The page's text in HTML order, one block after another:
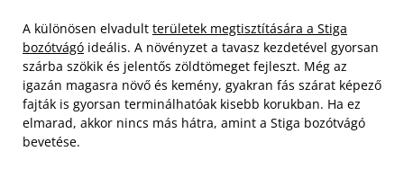
A különösen elvadult területek megtisztítására a Stiga
bozótvágó ideális. A növényzet a tavasz kezdetével gyorsan
szárba szökik és jelentős zöldtömeget fejleszt. Még az
igazán magasra növő és kemény, gyakran fás szárat képező
fajták is gyorsan terminálhatóak kisebb korukban. Ha ez
elmarad, akkor nincs más hátra, amint a Stiga bozótvágó
bevetése.